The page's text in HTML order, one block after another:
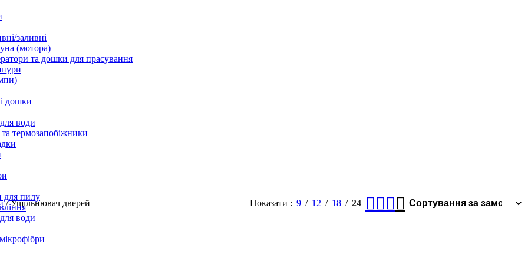
заливні
(мотора)
та дошки для прасування
дошки
води
термозапобіжники
для пилу
води
/ Ущільнювач дверей Показати 9 12 18 24